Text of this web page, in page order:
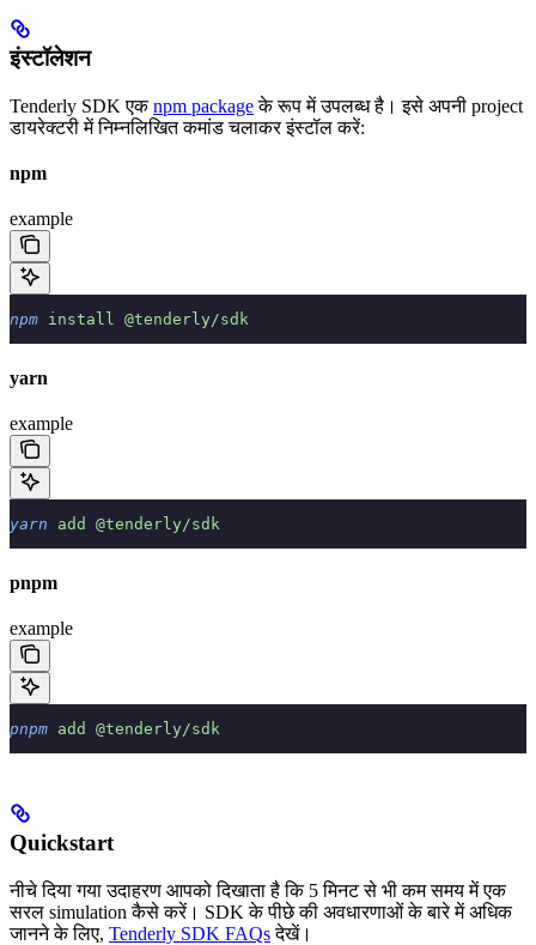
इंस्टॉलेशन
Tenderly SDK एकnpm packageके रूप में उपलब्ध है। इसे अपनी project
डायरेक्टरी में निम्नलिखित कमांड चलाकर इंस्टॉल करें:
npm
example
npm install @tenderly/sdk
yarn
example
yarn add @tenderly/sdk
pnpm
example
pnpm add @tenderly/sdk
Quickstart
नीचे दिया गया उदाहरण आपको दिखाता है कि 5 मिनट से भी कम समय में एक
सरल simulation कैसे करें। SDK के पीछे की अवधारणाओं के बारे में अधिक
जानने के लिए, Tenderly SDK FAQsदेखें।